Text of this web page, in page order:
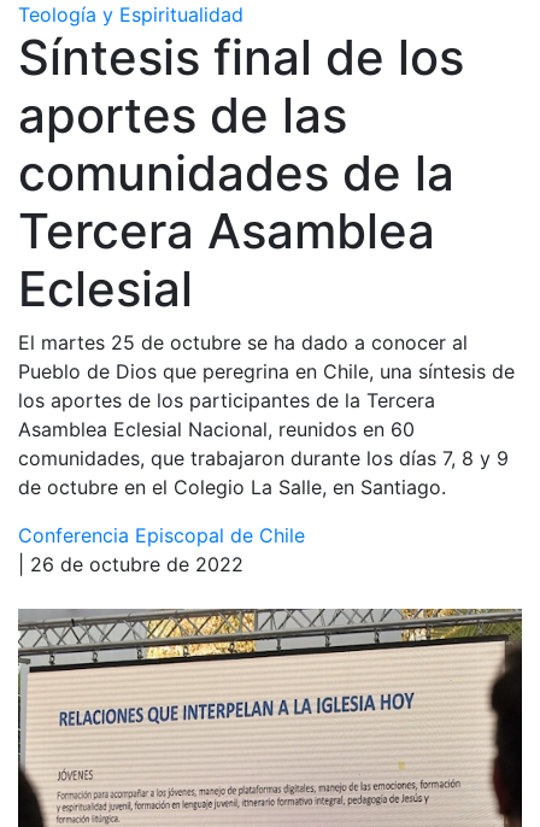
Teología y Espiritualidad
Síntesis final de los
aportes de las
comunidades de la
Tercera Asamblea
Eclesial
El martes 25 de octubre se ha dado a conocer al
Pueblo de Dios que peregrina en Chile, una síntesis de
los aportes de los participantes de la Tercera
Asamblea Eclesial Nacional, reunidos en 60
comunidades, que trabajaron durante los días 7, 8 y 9
de octubre en el Colegio La Salle, en Santiago.
Conferencia Episcopal de Chile
| 26 de octubre de 2022